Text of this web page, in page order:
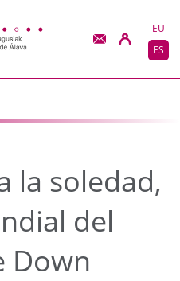
la
EU
ES
la soledad,
del
Down